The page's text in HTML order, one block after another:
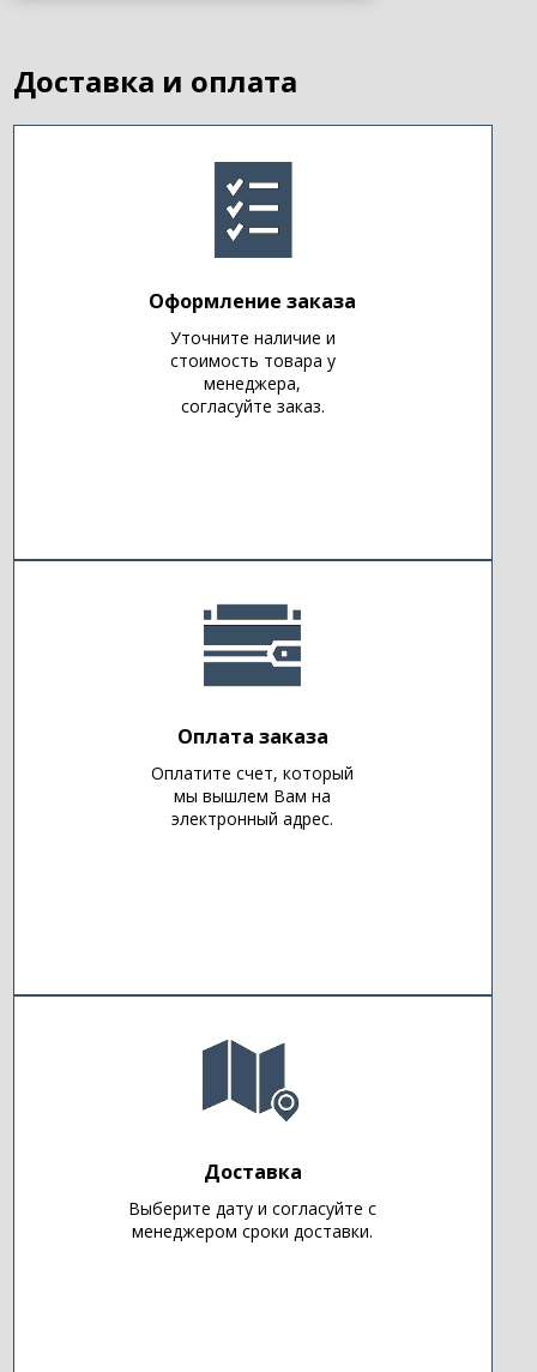
Доставка и оплата
Оформление заказа
Уточните наличие и
стоимость товара у
менеджера,
согласуйте заказ.
Оплата заказа
Оплатите счет, который
мы вышлем Вам на
электронный адрес.
Доставка
Выберите дату и согласуйте с
менеджером сроки доставки.